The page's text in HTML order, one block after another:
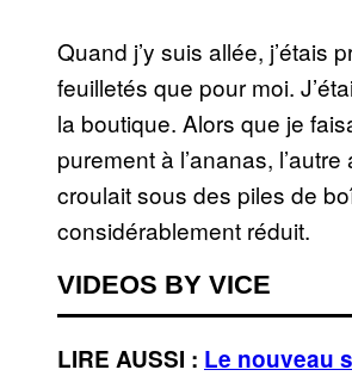
Quand j’y suis allée, j’étais
feuilletés que pour moi.
la boutique. Alors que je
purement à l’ananas,
croulait sous des piles de
considérablement réduit.
VIDEOS BY VICE
LIRE AUSSI : Le nouveau